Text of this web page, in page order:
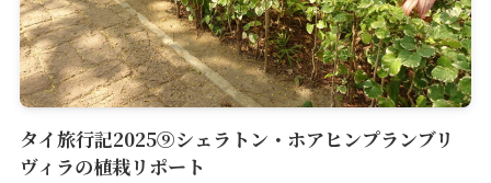
タイ旅行記2025⑨シェラトン・ホアヒンプランブリ
ヴィラの植栽リポート